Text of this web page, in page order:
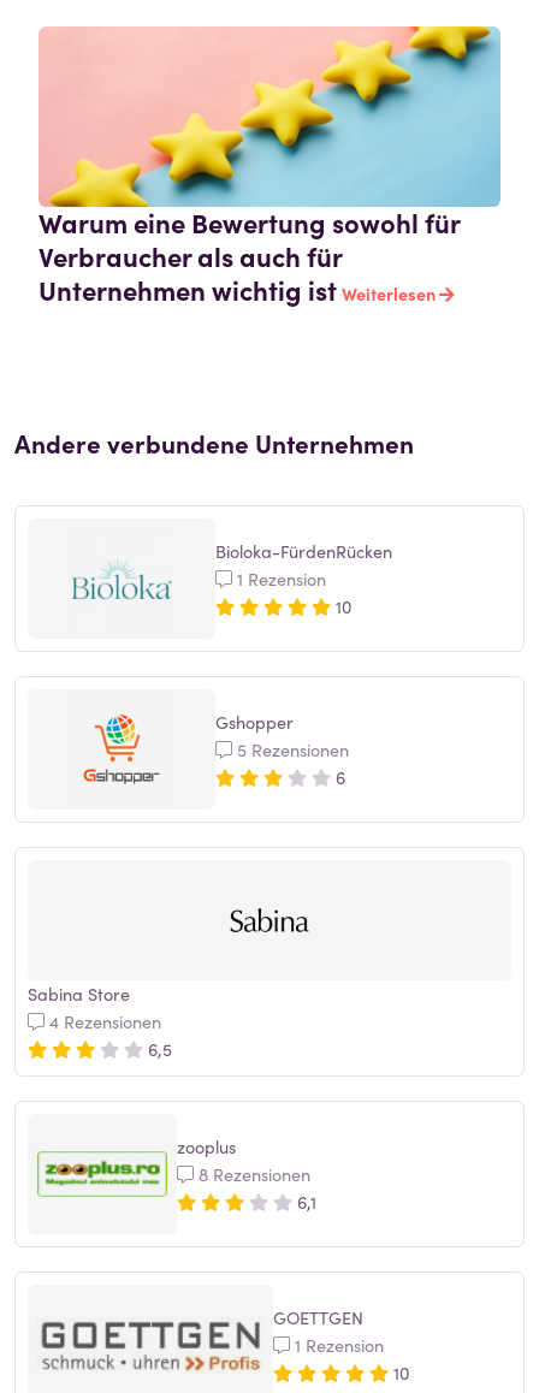
Warum eine Bewertung sowohl für
Verbraucher als auch für
Unternehmen wichtig ist Weiterlesen
Andere verbundene Unternehmen
Bioloka-FürdenRücken
1 Rezension
10
Gshopper
5 Rezensionen
6
Sabina Store
4 Rezensionen
6,5
zooplus
8 Rezensionen
6,1
GOETTGEN
1 Rezension
10